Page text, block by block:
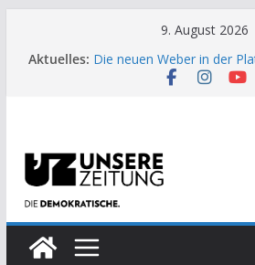
9. August 2026
Aktuelles: Die neuen Weber in der
Moment der Woche: Die
US-Wahl: Arzt aus Detroit
Dollar-Lobby